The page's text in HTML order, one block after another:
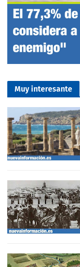
Muy interesante